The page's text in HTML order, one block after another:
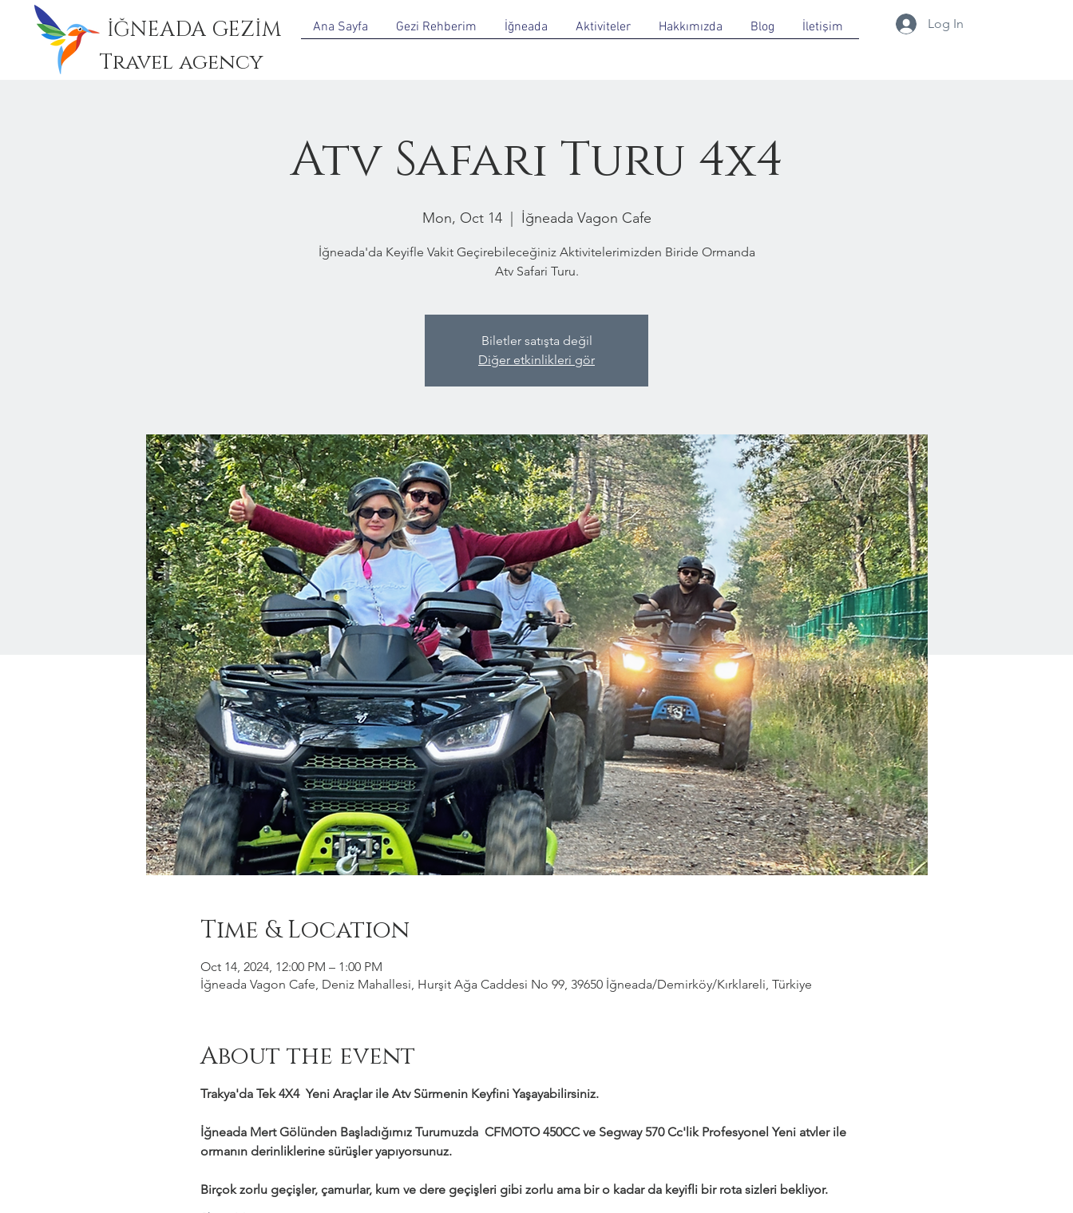
İĞNEADA GEZİM
Travel agency
Ana Sayfa Gezi Rehberim İğneada Aktiviteler Hakkımızda Blog İletişim Log In
Atv Safari Turu 4x4
Mon, Oct 14
  |
İğneada Vagon Cafe
İğneada'da Keyifle Vakit Geçirebileceğiniz Aktivitelerimizden Biride Ormanda
Atv Safari Turu.
Biletler satışta değil
Diğer etkinlikleri gör
Time & Location
Oct 14, 2024, 12:00 PM – 1:00 PM
İğneada Vagon Cafe, Deniz Mahallesi, Hurşit Ağa Caddesi No 99, 39650 İğneada/Demirköy/Kırklareli, Türkiye
About the event
Trakya'da Tek 4X4  Yeni Araçlar ile Atv Sürmenin Keyfini Yaşayabilirsiniz.
İğneada Mert Gölünden Başladığımız Turumuzda  CFMOTO 450CC ve Segway 570 Cc'lik Profesyonel Yeni atvler ile
ormanın derinliklerine sürüşler yapıyorsunuz.
Birçok zorlu geçişler, çamurlar, kum ve dere geçişleri gibi zorlu ama bir o kadar da keyifli bir rota sizleri bekliyor.